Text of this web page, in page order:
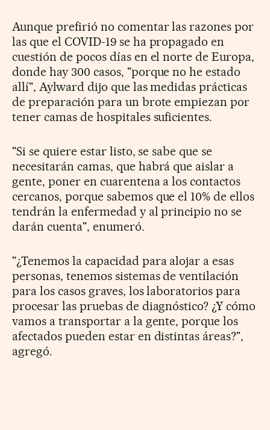
Aunque prefirió no comentar las razones por
las que el COVID-19 se ha propagado en
cuestión de pocos días en el norte de Europa,
donde hay 300 casos, "porque no he estado
allí", Aylward dijo que las medidas prácticas
de preparación para un brote empiezan por
tener camas de hospitales suficientes.
"Si se quiere estar listo, se sabe que se
necesitarán camas, que habrá que aislar a
gente, poner en cuarentena a los contactos
cercanos, porque sabemos que el 10% de ellos
tendrán la enfermedad y al principio no se
darán cuenta", enumeró.
"¿Tenemos la capacidad para alojar a esas
personas, tenemos sistemas de ventilación
para los casos graves, los laboratorios para
procesar las pruebas de diagnóstico? ¿Y cómo
vamos a transportar a la gente, porque los
afectados pueden estar en distintas áreas?",
agregó.